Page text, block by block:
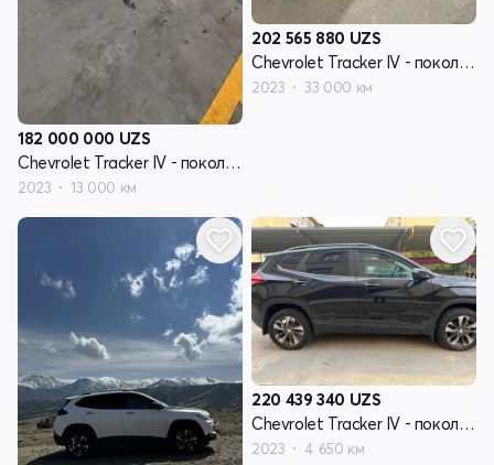
182 000 000 UZS
Chevrolet Tracker IV - поколение
2023 13 000 км
202 565 880 UZS
Chevrolet Tracker IV - поколение
2023 33 000 км
220 439 340 UZS
Chevrolet Tracker IV - поколение
2023 4 650 км